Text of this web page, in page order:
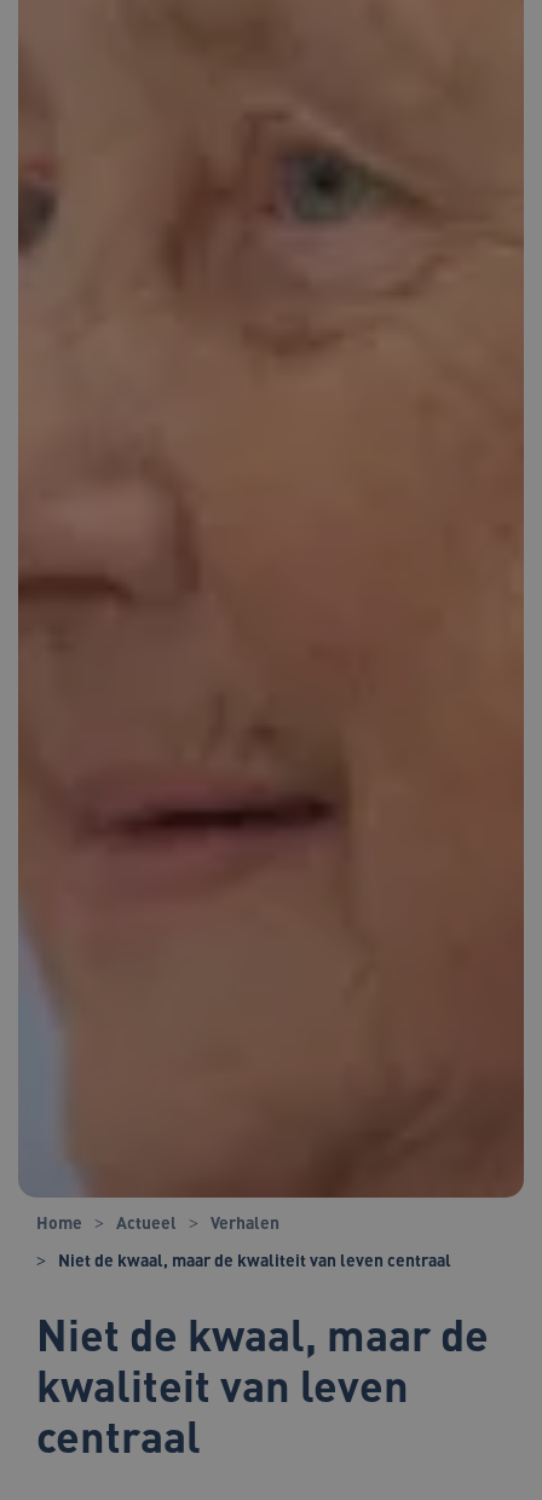
Home Actueel
Verhalen
Niet de kwaal, maar de kwaliteit van leven centraal
Niet de kwaal, maar de
kwaliteit van leven
centraal